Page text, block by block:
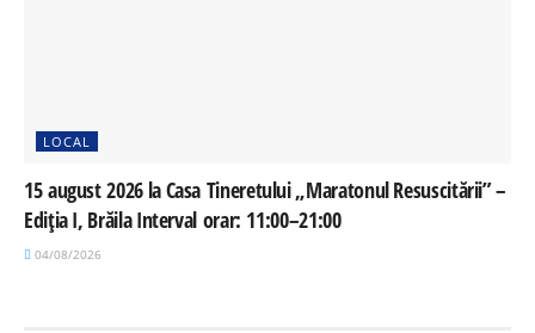
LOCAL
15 august 2026 la Casa Tineretului „Maratonul Resuscitării” –
Ediția I, Brăila Interval orar: 11:00–21:00
04/08/2026